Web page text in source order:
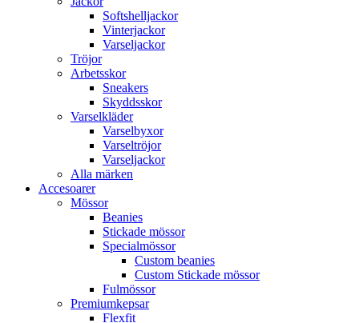
Softshelljackor
Vinterjackor
Varseljackor
Tröjor
Arbetsskor
Sneakers
Skyddsskor
Varselkläder
Varselbyxor
Varseltröjor
Varseljackor
Alla märken
Accesoarer
Mössor
Beanies
Stickade mössor
Specialmössor
Custom beanies
Custom Stickade mössor
Fulmössor
Premiumkepsar
Flexfit